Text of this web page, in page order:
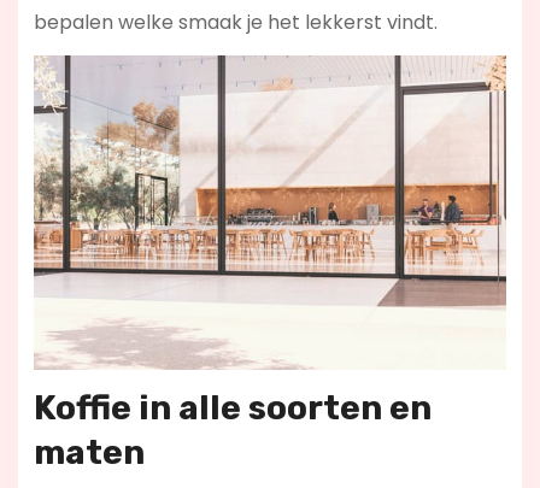
bepalen welke smaak je het lekkerst vindt.
Koffie in alle soorten en
maten